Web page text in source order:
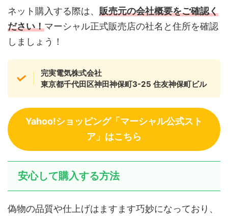
ネット購入する際は、 販売元の会社概要をご確認く
ださい！マーシャル正式販売店の社名と住所を確認
しましょう！
完実電気株式会社
東京都千代田区神田神保町3-25 住友神保町ビル
Yahoo!ショッピング「マーシャル公式スト
ア」はこちら
安心して購入する方法
偽物の品質や仕上げはますます巧妙になっており、